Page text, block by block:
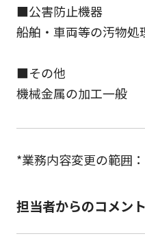
■公害防止機器
船舶・車両等の汚物処
■その他
機械金属の加工一般
*業務内容変更の範囲
担当者からのコメント